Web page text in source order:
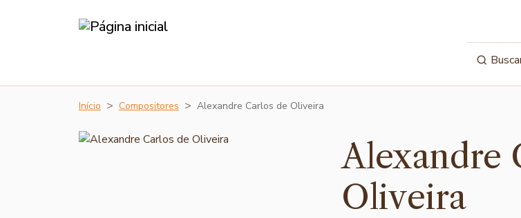
Início Compositores Alexandre Carlos de Oliveira
Alexandre
Oliveira